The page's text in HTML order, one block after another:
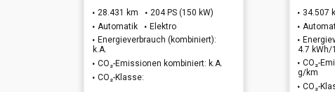
28.431 km
204 PS (150 kW)
Automatik
Elektro
Energieverbrauch (kombiniert):
k.A.
CO₂-Emissionen kombiniert: k.A.
CO₂-Klasse:
34.507
4.7 kWh/
CO₂-
g/km
CO₂-